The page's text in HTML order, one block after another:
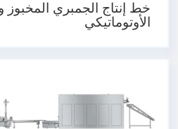
خط إنتاج الجمبري المخبوز
الأوتوماتيكي